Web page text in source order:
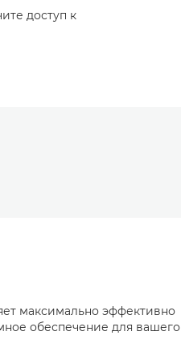
доступ к
максимально эффективно
обеспечение для вашего